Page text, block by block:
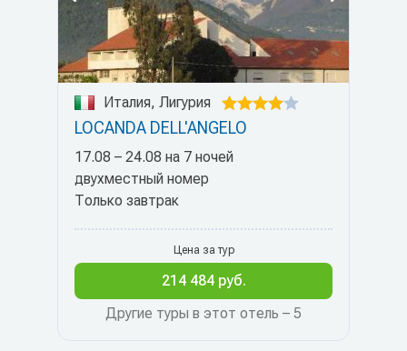
Италия, Лигурия
LOCANDA DELL'ANGELO
17.08 – 24.08 на 7 ночей
двухместный номер
Только завтрак
Другие туры в этот отель – 5
Цена за тур
214 484 руб.